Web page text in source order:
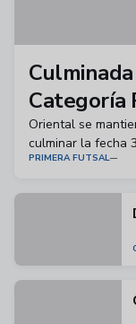
Categoría
Oriental se
culminar la fecha
tantos.
PRIMERA FUTSAL